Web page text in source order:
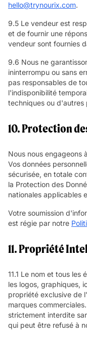
hello@trynourix.com.
9.5 Le vendeur est
et de fournir une
vendeur sont fournies
9.6 Nous ne
ininterrompu ou sans
pas responsables de
l'indisponibilité
techniques ou d'autres
10. Protection
Nous nous engageons
Vos données
sécurisée, en totale
la Protection des
nationales applicables
Votre soumission
est régie par notre
11. Propriété
11.1 Le nom et tous les
les logos, graphiques,
propriété exclusive de
marques
strictement interdite
qui peut être refusé à